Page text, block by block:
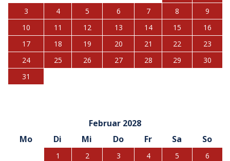
3
4 5 6 7 8
9
10
11 12 13 14 15
16
17
18 19 20 21 22
23
24
25 26 27 28 29
30
31
Februar 2028
Mo
Di Mi Do Fr Sa So
1 2 3 4 5
6